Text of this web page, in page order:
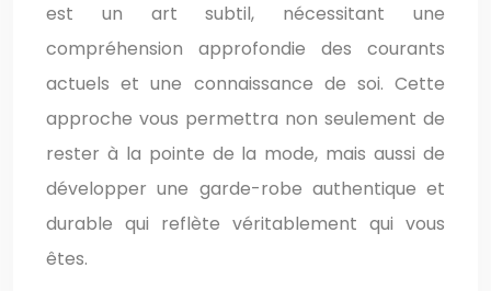
est un art subtil, nécessitant une
compréhension approfondie des courants
actuels et une connaissance de soi. Cette
approche vous permettra non seulement de
rester à la pointe de la mode, mais aussi de
développer une garde-robe authentique et
durable qui reflète véritablement qui vous
êtes.